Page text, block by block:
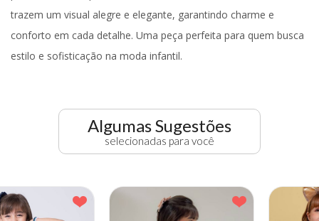
trazem um visual alegre e elegante, garantindo charme e
conforto em cada detalhe. Uma peça perfeita para quem busca
estilo e sofisticação na moda infantil.
Algumas Sugestões
selecionadas para você